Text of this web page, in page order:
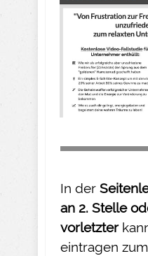
In der
an 2. Stelle
vorletzter
eintragen